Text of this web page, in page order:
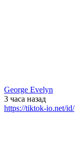
George Evelyn
3 часа назад
https://tiktok-io.net/id/